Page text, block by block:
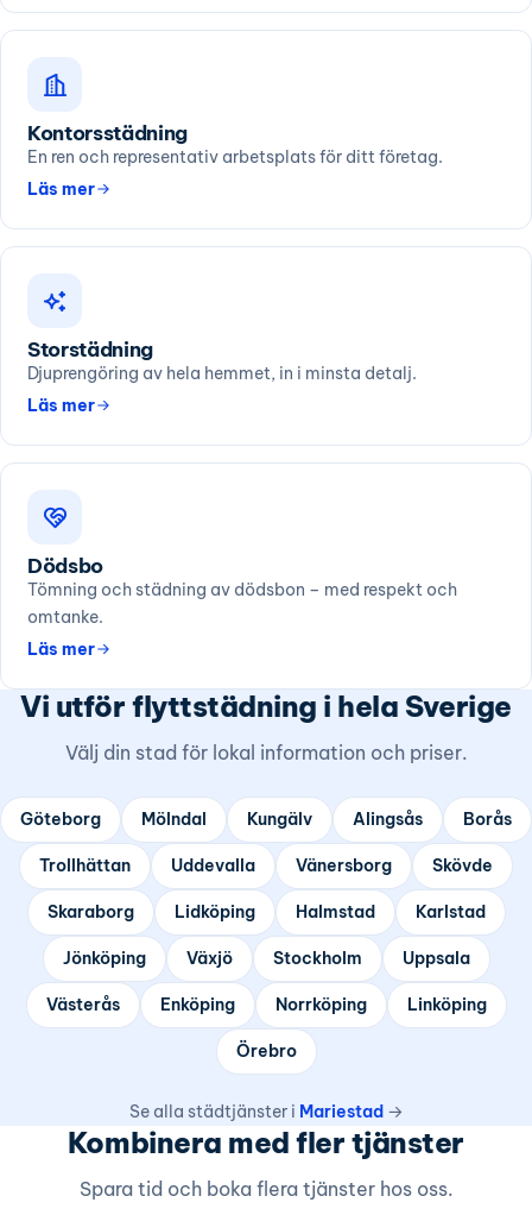
Kontorsstädning
En ren och representativ arbetsplats för ditt företag.
Läs mer
Storstädning
Djuprengöring av hela hemmet, in i minsta detalj.
Läs mer
Dödsbo
Tömning och städning av dödsbon – med respekt och
omtanke.
Läs mer
Vi utför flyttstädning i hela Sverige
Välj din stad för lokal information och priser.
Göteborg Mölndal Kungälv Alingsås Borås
Trollhättan Uddevalla Vänersborg Skövde
Skaraborg Lidköping Halmstad Karlstad
Jönköping Växjö Stockholm Uppsala
Västerås Enköping Norrköping Linköping
Örebro
Se alla städtjänster i Mariestad→
Kombinera med fler tjänster
Spara tid och boka flera tjänster hos oss.